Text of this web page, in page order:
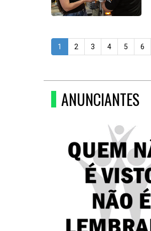
1 2 3 4 5 6
ANUNCIANTES